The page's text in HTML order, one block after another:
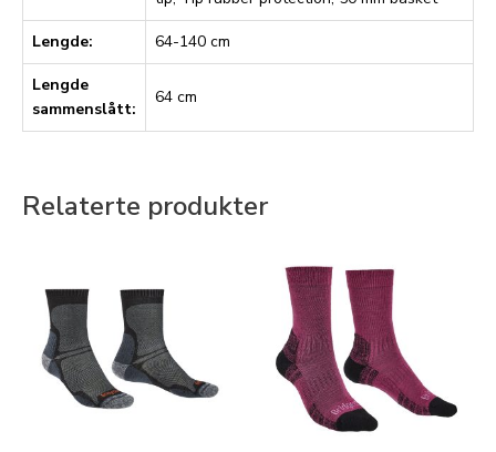
Lengde: 64-140 cm
Lengde
sammenslått:
64 cm
Relaterte produkter